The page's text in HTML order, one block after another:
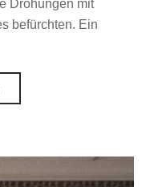
Drohungen mit
befürchten. Ein